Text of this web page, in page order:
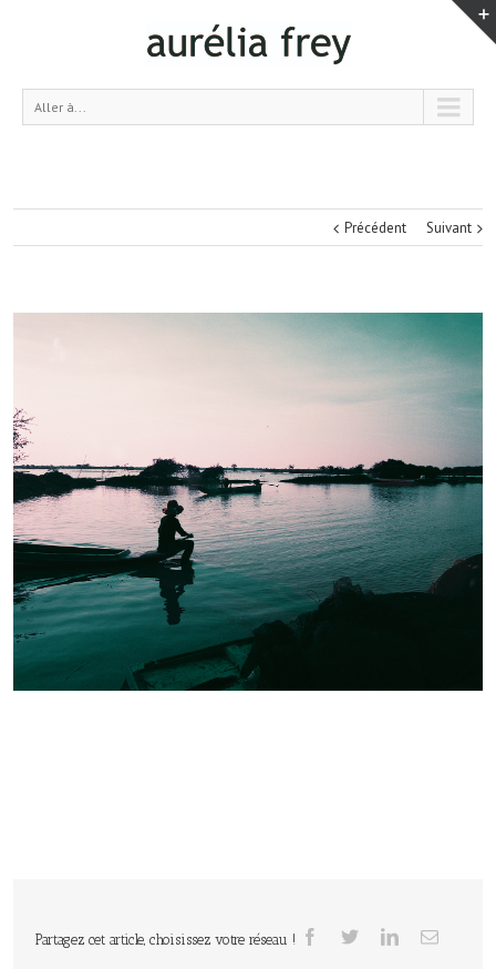
Aller à...
Précédent Suivant
Partagez cet article, choisissez votre réseau !